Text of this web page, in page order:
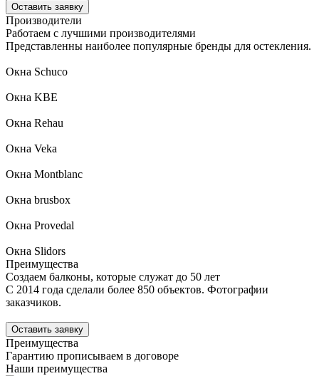
Оставить заявку
Производители
Работаем с лучшими производителями
Представленны наиболее популярные бренды для остекления.
Окна Schuco
Окна KBE
Окна Rehau
Окна Veka
Окна Montblanc
Окна brusbox
Окна Provedal
Окна Slidors
Преимущества
Создаем балконы, которые служат до 50 лет
С 2014 года сделали более 850 объектов. Фотографии
заказчиков.
Оставить заявку
Преимущества
Гарантию прописываем в договоре
Наши преимущества